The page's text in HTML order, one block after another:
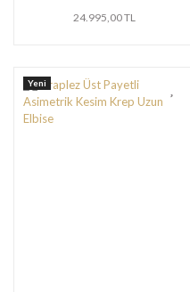
24.995,00 TL
Yeni